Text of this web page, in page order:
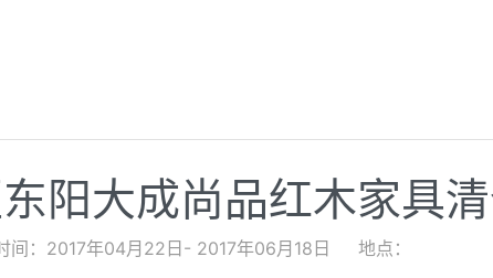
阳大成尚品红木家具
间：2017年04月22日- 2017年06月18日 地点：